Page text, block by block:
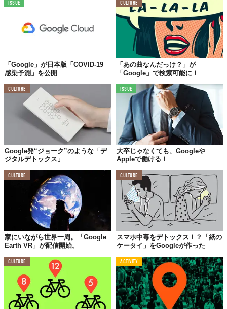
ISSUE
「Google」が日本版「COVID-19
感染予測」を公開
CULTURE
「あの曲なんだっけ？」が
「Google」で検索可能に！
CULTURE
Google発“ジョーク”のような「デ
ジタルデトックス」
ISSUE
大卒じゃなくても、Googleや
Appleで働ける！
CULTURE
家にいながら世界一周。「Google
Earth VR」が配信開始。
CULTURE
スマホ中毒をデトックス！？「紙の
ケータイ」をGoogleが作った
CULTURE ACTIVITY